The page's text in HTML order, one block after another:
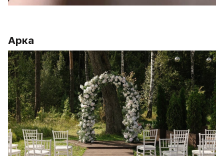
Арка